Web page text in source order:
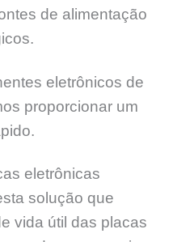
de alimentação
eletrônicos de
proporcionar um
eletrônicas
solução que
vida útil das placas